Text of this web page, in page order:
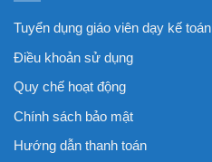
Tuyển dụng giáo viên dạy kế toán
Điều khoản sử dụng
Quy chế hoạt động
Chính sách bảo mật
Hướng dẫn thanh toán